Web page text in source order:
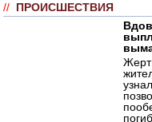
// ПРОИСШЕСТВИЯ